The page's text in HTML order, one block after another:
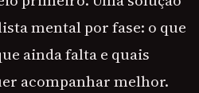
mental por fase: o que
ainda falta e quais
acompanhar melhor.